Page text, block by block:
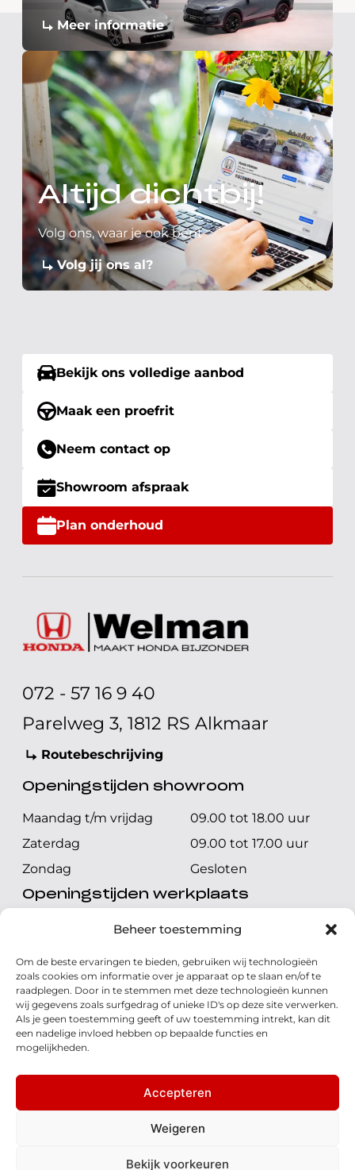
Beheer toestemming
Om de beste ervaringen te bieden, gebruiken wij technologieën
zoals cookies om informatie over je apparaat op te slaan en/of te
raadplegen. Door in te stemmen met deze technologieën kunnen
wij gegevens zoals surfgedrag of unieke ID's op deze site verwerken.
Als je geen toestemming geeft of uw toestemming intrekt, kan dit
een nadelige invloed hebben op bepaalde functies en
mogelijkheden.
Accepteren
Weigeren
Bekijk voorkeuren
Meer informatie
Altijd dichtbij!
Volg ons, waar je ook bent
Volg jij ons al?
Bekijk ons volledige aanbod
Maak een proefrit
Neem contact op
Showroom afspraak
Plan onderhoud
072 - 57 16 9 40
Parelweg 3, 1812 RS Alkmaar
Routebeschrijving
Openingstijden showroom
Maandag t/m vrijdag
09.00 tot 18.00 uur
Zaterdag
09.00 tot 17.00 uur
Zondag
Gesloten
Openingstijden werkplaats
Maandag t/m vrijdag
08.00 tot 17.00 uur
Zondag
Gesloten
Volg ons
© 2026 - Honda Welman